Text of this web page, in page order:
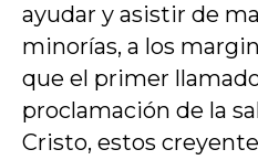
ayudar y asistir de
minorías, a los
que el primer
proclamación de la
Cristo, estos